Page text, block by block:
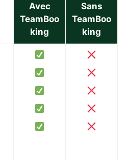
Avec
TeamBoo
king
Sans
TeamBoo
king